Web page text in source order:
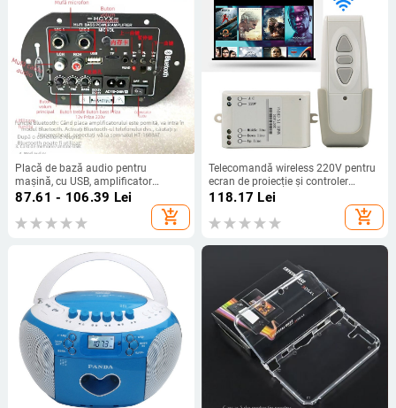
Placă de bază audio pentru
mașină, cu USB, amplificator
Bluetooth, subwoofer, slot pentru
87.61 - 106.39 Lei
add_shopping_cart
Telecomandă wireless 220V pentru
ecran de proiecție și controler
electric al ecranului – accesorii
118.17 Lei
add_shopping_cart